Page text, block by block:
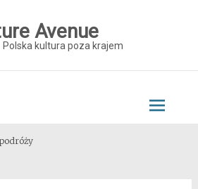
Avenue
Polska kultura poza krajem